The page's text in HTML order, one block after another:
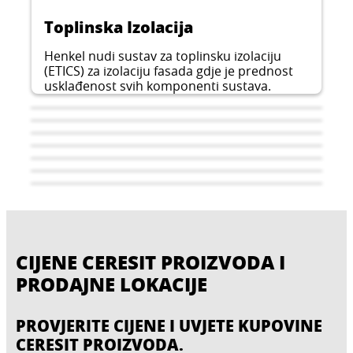
Toplinska Izolacija
Henkel nudi sustav za toplinsku izolaciju
(ETICS) za izolaciju fasada gdje je prednost
usklađenost svih komponenti sustava.
Polaganje podnih obloga
Polaganje keramičkih pločica
CIJENE CERESIT PROIZVODA I
PRODAJNE LOKACIJE
PROVJERITE CIJENE I UVJETE KUPOVINE
CERESIT PROIZVODA.